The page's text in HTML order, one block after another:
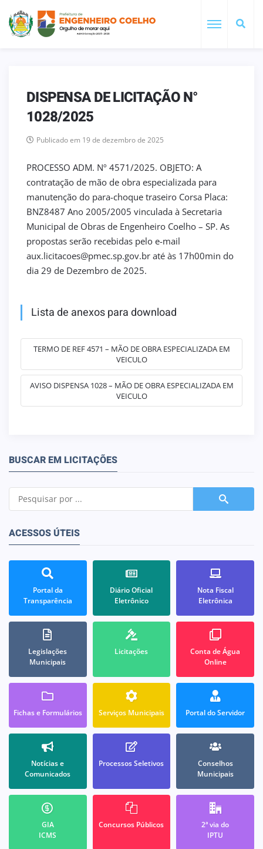
DISPENSA DE LICITAÇÃO N°
1028/2025
Publicado em 19 de dezembro de 2025
PROCESSO ADM. Nº 4571/2025. OBJETO: A
contratação de mão de obra especializada para
manutenção do para-choque traseiro Corsa Placa:
BNZ8487 Ano 2005/2005 vinculada à Secretaria
Municipal de Obras de Engenheiro Coelho – SP. As
propostas serão recebidas pelo e-mail
aux.licitacoes@pmec.sp.gov.br até às 17h00min do
dia 29 de Dezembro de 2025.
Lista de anexos para download
TERMO DE REF 4571 – MÃO DE OBRA ESPECIALIZADA EM
VEICULO
AVISO DISPENSA 1028 – MÃO DE OBRA ESPECIALIZADA EM
VEICULO
BUSCAR EM LICITAÇÕES
ACESSOS ÚTEIS
Portal da
Transparência
Diário Oficial
Eletrônico
Nota Fiscal
Eletrônica
Legislações
Municipais
Licitações
Conta de Água
Online
Fichas e Formulários Serviços Municipais Portal do Servidor
Notícias e
Comunicados
Processos Seletivos
Conselhos
Municipais
GIA
ICMS
Concursos Públicos
2ª via do
IPTU